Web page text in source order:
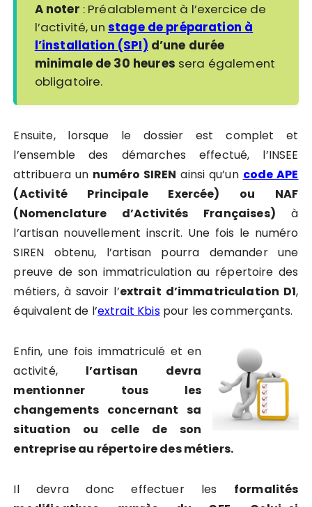
A noter : Préalablement à l’exercice de
l’activité, un stage de préparation à
l’installation (SPI) d’une durée
minimale de 30 heures sera également
obligatoire.
Ensuite, lorsque le dossier est complet et
l’ensemble des démarches effectué, l’INSEE
attribuera un numéro SIREN ainsi qu’un code APE
(Activité Principale Exercée) ou NAF
(Nomenclature d’Activités Françaises) à
l’artisan nouvellement inscrit. Une fois le numéro
SIREN obtenu, l’artisan pourra demander une
preuve de son immatriculation au répertoire des
métiers, à savoir l’extrait d’immatriculation D1,
équivalent de l’extrait Kbispour les commerçants.
Enfin, une fois immatriculé et en
activité, l’artisan devra
mentionner tous les
changements concernant sa
situation ou celle de son
entreprise au répertoire des métiers.
Il devra donc effectuer les formalités